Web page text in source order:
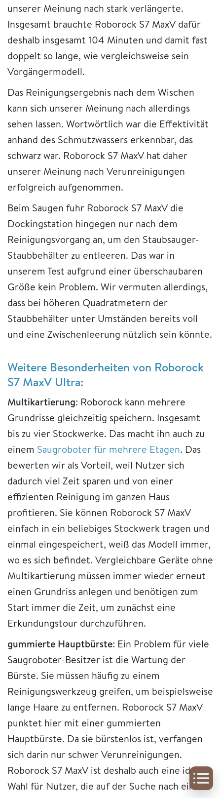
unserer Meinung nach stark verlängerte.
Insgesamt brauchte Roborock S7 MaxV dafür
deshalb insgesamt 104 Minuten und damit fast
doppelt so lange, wie vergleichsweise sein
Vorgängermodell.
Das Reinigungsergebnis nach dem Wischen
kann sich unserer Meinung nach allerdings
sehen lassen. Wortwörtlich war die Effektivität
anhand des Schmutzwassers erkennbar, das
schwarz war. Roborock S7 MaxV hat daher
unserer Meinung nach Verunreinigungen
erfolgreich aufgenommen.
Beim Saugen fuhr Roborock S7 MaxV die
Dockingstation hingegen nur nach dem
Reinigungsvorgang an, um den Staubsauger-
Staubbehälter zu entleeren. Das war in
unserem Test aufgrund einer überschaubaren
Größe kein Problem. Wir vermuten allerdings,
dass bei höheren Quadratmetern der
Staubbehälter unter Umständen bereits voll
und eine Zwischenleerung nützlich sein könnte.
Weitere Besonderheiten von Roborock
S7 MaxV Ultra:
Multikartierung: Roborock kann mehrere
Grundrisse gleichzeitig speichern. Insgesamt
bis zu vier Stockwerke. Das macht ihn auch zu
einem Saugroboter für mehrere Etagen. Das
bewerten wir als Vorteil, weil Nutzer sich
dadurch viel Zeit sparen und von einer
effizienten Reinigung im ganzen Haus
profitieren. Sie können Roborock S7 MaxV
einfach in ein beliebiges Stockwerk tragen und
einmal eingespeichert, weiß das Modell immer,
wo es sich befindet. Vergleichbare Geräte ohne
Multikartierung müssen immer wieder erneut
einen Grundriss anlegen und benötigen zum
Start immer die Zeit, um zunächst eine
Erkundungstour durchzuführen.
gummierte Hauptbürste: Ein Problem für viele
Saugroboter-Besitzer ist die Wartung der
Bürste. Sie müssen häufig zu einem
Reinigungswerkzeug greifen, um beispielsweise
lange Haare zu entfernen. Roborock S7 MaxV
punktet hier mit einer gummierten
Hauptbürste. Da sie bürstenlos ist, verfangen
sich darin nur schwer Verunreinigungen.
Roborock S7 MaxV ist deshalb auch eine ideale
Wahl für Nutzer, die auf der Suche nach einem